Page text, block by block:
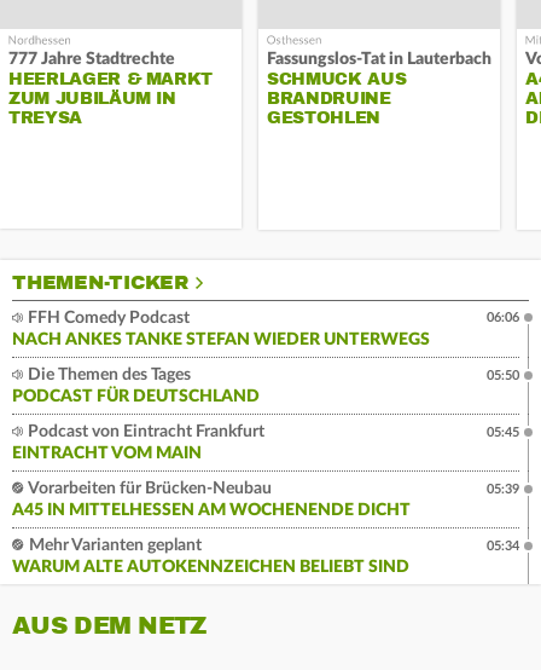
777 Jahre Stadtrechte
HEERLAGER & MARKT
ZUM JUBILÄUM IN
TREYSA
Fassungslos-Tat in Lauterbach
SCHMUCK AUS
BRANDRUINE
GESTOHLEN
THEMEN-TICKER
FFH Comedy Podcast
NACH ANKES TANKE STEFAN WIEDER UNTERWEGS
06:06
Die Themen des Tages
PODCAST FÜR DEUTSCHLAND
05:50
Podcast von Eintracht Frankfurt
EINTRACHT VOM MAIN
05:45
Vorarbeiten für Brücken-Neubau
A45 IN MITTELHESSEN AM WOCHENENDE DICHT
05:39
Mehr Varianten geplant
WARUM ALTE AUTOKENNZEICHEN BELIEBT SIND
05:34
AUS DEM NETZ